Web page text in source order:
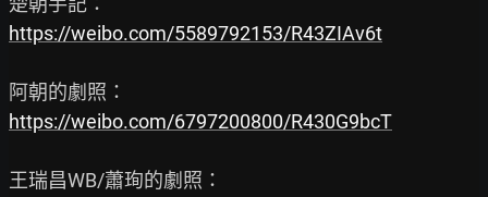
https://weibo.com/5589792153/R43ZIAv6t
https://weibo.com/6797200800/R430G9bcT